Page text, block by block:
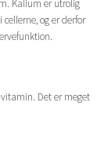
Kalium er utrolig
og er derfor
Det er meget